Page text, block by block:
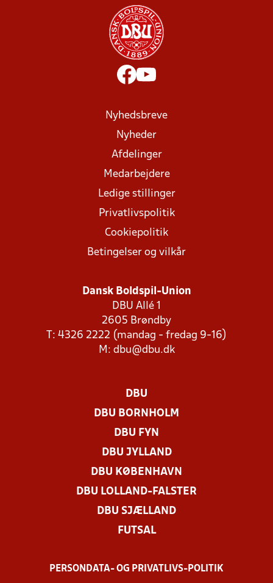
Nyhedsbreve
Nyheder
Afdelinger
Medarbejdere
Ledige stillinger
Privatlivspolitik
Cookiepolitik
Betingelser og vilkår
Dansk Boldspil-Union
DBU Allé 1
2605 Brøndby
T: 4326 2222 (mandag - fredag 9-16)
M: dbu@dbu.dk
DBU
DBU BORNHOLM
DBU FYN
DBU JYLLAND
DBU KØBENHAVN
DBU LOLLAND-FALSTER
DBU SJÆLLAND
FUTSAL
PERSONDATA- OG PRIVATLIVS-POLITIK